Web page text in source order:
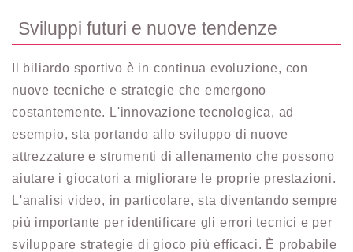
Sviluppi futuri e nuove tendenze
Il biliardo sportivo è in continua evoluzione, con
nuove tecniche e strategie che emergono
costantemente. L'innovazione tecnologica, ad
esempio, sta portando allo sviluppo di nuove
attrezzature e strumenti di allenamento che possono
aiutare i giocatori a migliorare le proprie prestazioni.
L'analisi video, in particolare, sta diventando sempre
più importante per identificare gli errori tecnici e per
sviluppare strategie di gioco più efficaci. È probabile